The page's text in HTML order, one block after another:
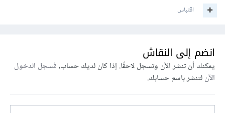
اقتباس
انضم إلى النقاش
يمكنك أن تنشر الآن وتسجل لاحقًا. إذا كان لديك حساب،فسجل الدخول
الآنلتنشر باسم حسابك.